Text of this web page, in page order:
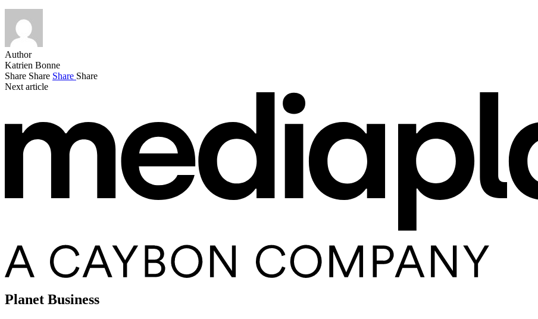
Author
Katrien Bonne
Share Share Share Share
Next article
Planet Business